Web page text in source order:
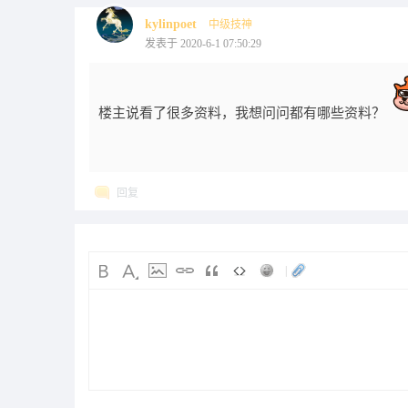
kylinpoet
中级技神
发表于 2020-6-1 07:50:29
楼主说看了很多资料，我想问问都有哪些资料？
回复